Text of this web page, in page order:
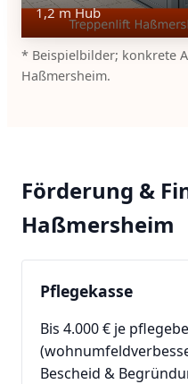
1,2 m Hub
* Beispielbilder; konkrete
Haßmersheim.
Förderung &
Haßmersheim
Pflegekasse
Bis 4.000 € je
Bescheid &